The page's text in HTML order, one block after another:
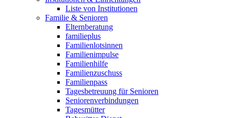
Liste von Institutionen
Familie & Senioren
Elternberatung
familieplus
Familienlotsinnen
Familienimpulse
Familienhilfe
Familienzuschuss
Familienpass
Tagesbetreuung für Senioren
Seniorenverbindungen
Tagesmütter